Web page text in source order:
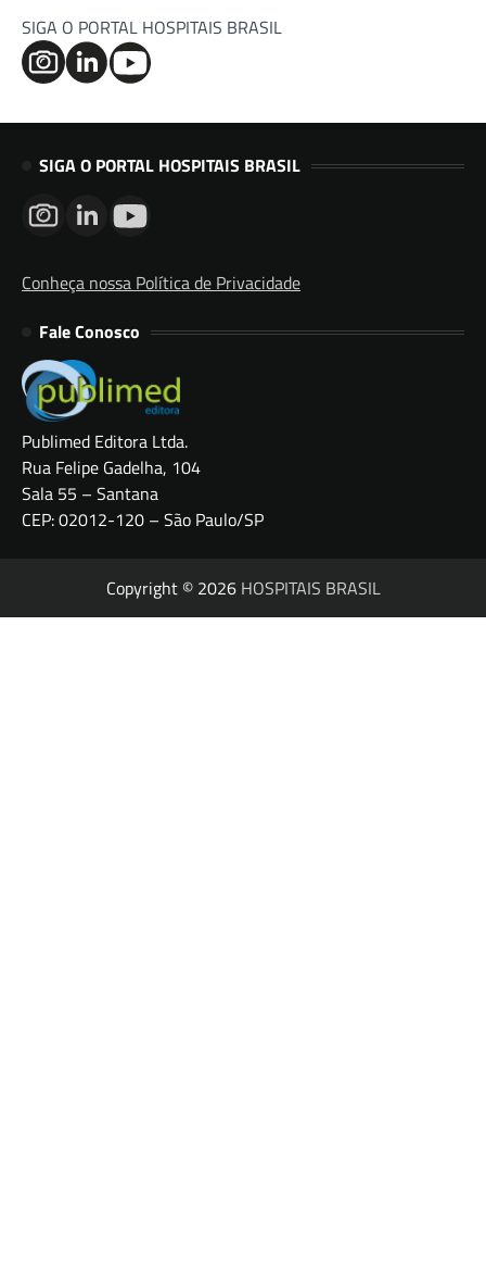
SIGA O PORTAL HOSPITAIS BRASIL
SIGA O PORTAL HOSPITAIS BRASIL
Conheça nossa Política de Privacidade
Fale Conosco
Publimed Editora Ltda.
Rua Felipe Gadelha, 104
Sala 55 – Santana
CEP: 02012-120 – São Paulo/SP
Copyright © 2026 HOSPITAIS BRASIL